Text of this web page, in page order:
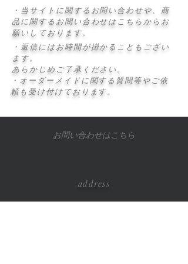
・当サイトに関するお問い合わせや、商
品に関するお問い合わせはこちらからお
願いしております。
・返信にはお時間が掛かることもござい
ます。
あらかじめご了承ください。
・オーダーメイドに関する質問等やご依
頼も受け付けております。
お問い合わせはこちら
address